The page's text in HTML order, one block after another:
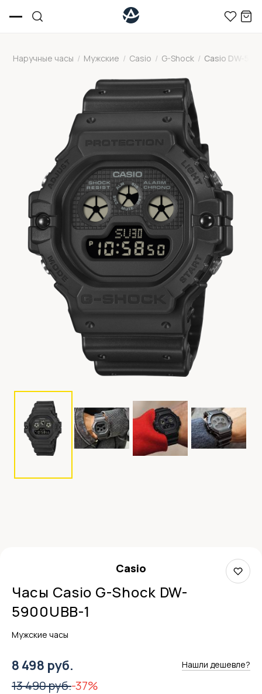
Наручные часы / Мужские / Casio / G-Shock / Casio DW-
Casio
Часы Casio G-Shock DW-
5900UBB-1
Мужские часы
8 498 руб. Нашли дешевле?
13 490 руб.-37%